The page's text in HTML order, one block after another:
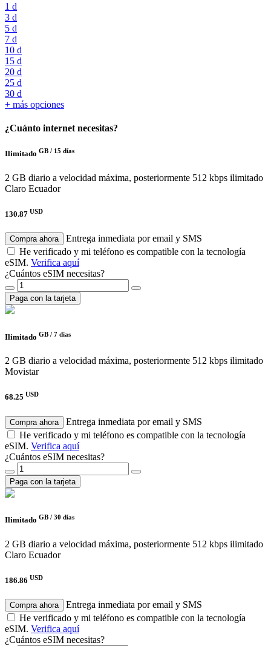
1 d
3 d
5 d
7 d
10 d
15 d
20 d
25 d
30 d
+ más opciones
¿Cuánto internet necesitas?
Ilimitado GB / 15 días
2 GB diario a velocidad máxima, posteriormente 512 kbps ilimitado
Claro Ecuador
130.87 USD
Compra ahora
Entrega inmediata por email y SMS
He verificado y mi teléfono es compatible con la tecnología
eSIM. Verifica aquí
¿Cuántos eSIM necesitas?
Paga con la tarjeta
Ilimitado GB / 7 días
2 GB diario a velocidad máxima, posteriormente 512 kbps ilimitado
Movistar
68.25 USD
Compra ahora
Entrega inmediata por email y SMS
He verificado y mi teléfono es compatible con la tecnología
eSIM. Verifica aquí
¿Cuántos eSIM necesitas?
Paga con la tarjeta
Ilimitado GB / 30 días
2 GB diario a velocidad máxima, posteriormente 512 kbps ilimitado
Claro Ecuador
186.86 USD
Compra ahora
Entrega inmediata por email y SMS
He verificado y mi teléfono es compatible con la tecnología
eSIM. Verifica aquí
¿Cuántos eSIM necesitas?